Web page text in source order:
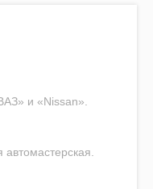
и «Nissan».
автомастерская.